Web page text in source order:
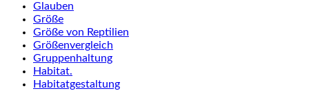
Glauben
Größe
Größe von Reptilien
Größenvergleich
Gruppenhaltung
Habitat.
Habitatgestaltung